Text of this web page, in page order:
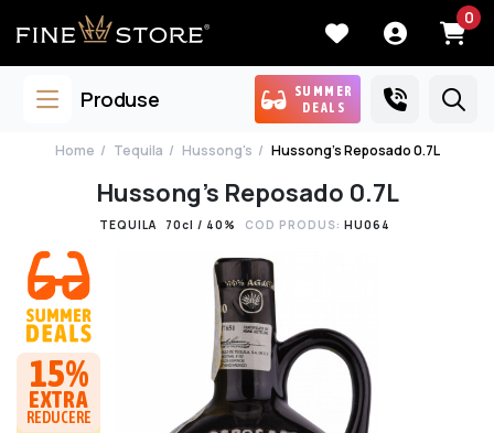
0
Produse
SUMMER
DEALS
Home Tequila Hussong's Hussong's Reposado 0.7L
Hussong's Reposado 0.7L
TEQUILA 70cl / 40% COD PRODUS: HU064
15%
EXTRA
REDUCERE